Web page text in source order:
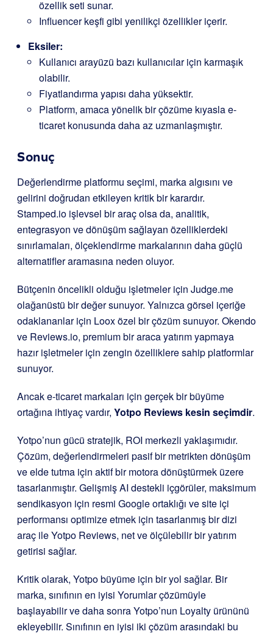
özellik seti sunar.
Influencer keşfi gibi yenilikçi özellikler içerir.
Eksiler:
Kullanıcı arayüzü bazı kullanıcılar için karmaşık
olabilir.
Fiyatlandırma yapısı daha yüksektir.
Platform, amaca yönelik bir çözüme kıyasla e-
ticaret konusunda daha az uzmanlaşmıştır.
Sonuç
Değerlendirme platformu seçimi, marka algısını ve
gelirini doğrudan etkileyen kritik bir karardır.
Stamped.io işlevsel bir araç olsa da, analitik,
entegrasyon ve dönüşüm sağlayan özelliklerdeki
sınırlamaları, ölçeklendirme markalarının daha güçlü
alternatifler aramasına neden oluyor.
Bütçenin öncelikli olduğu işletmeler için Judge.me
olağanüstü bir değer sunuyor. Yalnızca görsel içeriğe
odaklananlar için Loox özel bir çözüm sunuyor. Okendo
ve Reviews.io, premium bir araca yatırım yapmaya
hazır işletmeler için zengin özelliklere sahip platformlar
sunuyor.
Ancak e-ticaret markaları için gerçek bir büyüme
ortağına ihtiyaç vardır, Yotpo Reviews kesin seçimdir.
Yotpo’nun gücü stratejik, ROI merkezli yaklaşımıdır.
Çözüm, değerlendirmeleri pasif bir metrikten dönüşüm
ve elde tutma için aktif bir motora dönüştürmek üzere
tasarlanmıştır. Gelişmiş AI destekli içgörüler, maksimum
sendikasyon için resmi Google ortaklığı ve site içi
performansı optimize etmek için tasarlanmış bir dizi
araç ile Yotpo Reviews, net ve ölçülebilir bir yatırım
getirisi sağlar.
Kritik olarak, Yotpo büyüme için bir yol sağlar. Bir
marka, sınıfının en iyisi Yorumlar çözümüyle
başlayabilir ve daha sonra Yotpo’nun Loyalty ürününü
ekleyebilir. Sınıfının en iyisi iki çözüm arasındaki bu